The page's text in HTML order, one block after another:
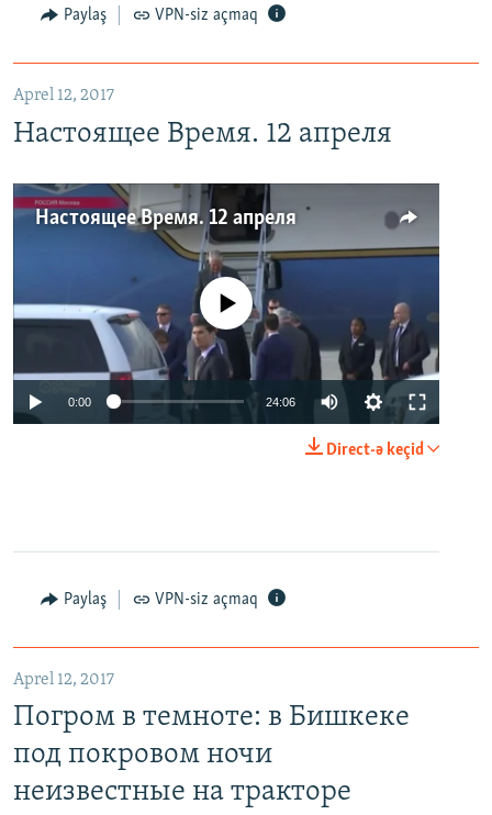
Paylaş VPN-siz açmaq
Aprel 12, 2017
Настоящее Время. 12 апреля
Настоящее Время. 12 апреля
No media source currently available
0:00 24:06
Direct-ə keçid
Paylaş VPN-siz açmaq
Aprel 12, 2017
Погром в темноте: в Бишкеке
под покровом ночи
неизвестные на тракторе